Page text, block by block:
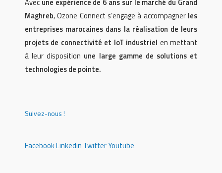
Avec une expérience de 6 ans sur le marché du Grand
Maghreb, Ozone Connect s’engage à accompagner les
entreprises marocaines dans la réalisation de leurs
projets de connectivité et IoT industriel en mettant
à leur disposition une large gamme de solutions et
technologies de pointe.
Suivez-nous !
FacebookLinkedin TwitterYoutube